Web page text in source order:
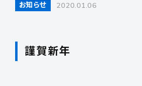
私たちについて
事業・サービスについて
お知らせ 2020.01.06
謹賀新年